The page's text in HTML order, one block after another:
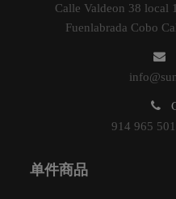
Calle Valdeon 38 local
Fuenlabrada Cobo
914 965
单件商品